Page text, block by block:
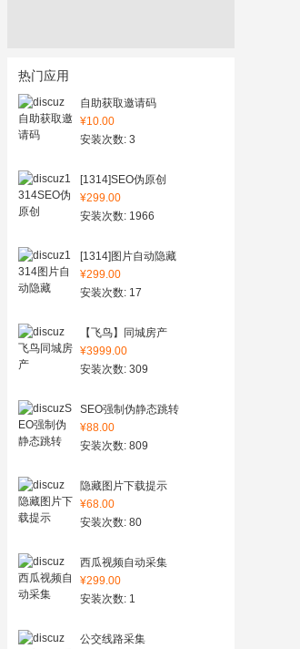
热门应用
自助获取邀请码
¥10.00
安装次数: 3
[1314]SEO伪原创
¥299.00
安装次数: 1966
[1314]图片自动隐藏
¥299.00
安装次数: 17
【飞鸟】同城房产
¥3999.00
安装次数: 309
SEO强制伪静态跳转
¥88.00
安装次数: 809
隐藏图片下载提示
¥68.00
安装次数: 80
西瓜视频自动采集
¥299.00
安装次数: 1
公交线路采集